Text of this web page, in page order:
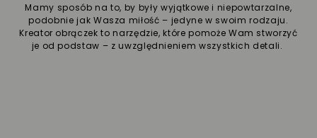
Mamy sposób na to, by były wyjątkowe i niepowtarzalne,
podobnie jak Wasza miłość – jedyne w swoim rodzaju.
Kreator obrączek to narzędzie, które pomoże Wam stworzyć
je od podstaw – z uwzględnieniem wszystkich detali.